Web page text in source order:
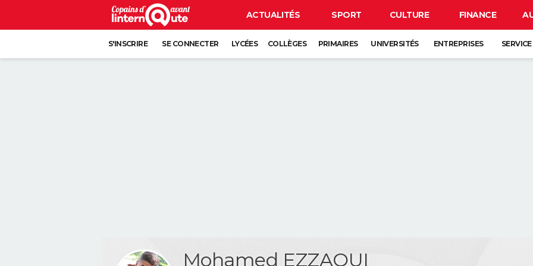
ACTUALITÉS SPORT CULTURE FINANCE
S'INSCRIRE SE CONNECTER LYCÉES COLLÈGES PRIMAIRES UNIVERSITÉS ENTREPRISES
Mohamed EZZAOUI